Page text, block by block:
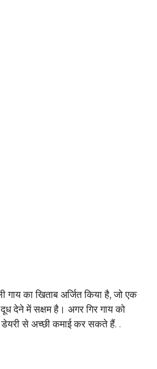
गाय का खिताब अर्जित किया है, जो एक
देने में सक्षम है। अगर गिर गाय को
से अच्छी कमाई कर सकते हैं. .